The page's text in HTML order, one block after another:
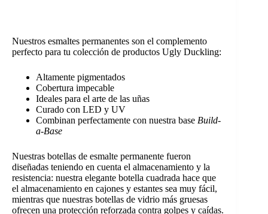
Nuestros esmaltes permanentes son el complemento
perfecto para tu colección de productos Ugly Duckling:
Altamente pigmentados
Cobertura impecable
Ideales para el arte de las uñas
Curado con LED y UV
Combinan perfectamente con nuestra base Build-
a-Base
Nuestras botellas de esmalte permanente fueron
diseñadas teniendo en cuenta el almacenamiento y la
resistencia: nuestra elegante botella cuadrada hace que
el almacenamiento en cajones y estantes sea muy fácil,
mientras que nuestras botellas de vidrio más gruesas
ofrecen una protección reforzada contra golpes y caídas.